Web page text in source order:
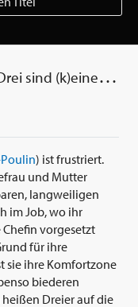
(k)einer zu viel
) ist frustriert.
und Mutter
langweiligen
im Job, wo ihr
vorgesetzt
für ihre
sie ihre Komfortzone
biederen
Dreier auf die